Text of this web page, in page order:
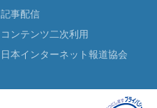
記事配信
コンテンツ二次利用
日本インターネット報道協会